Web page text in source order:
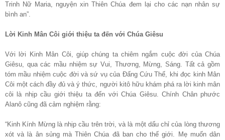
Trinh Nữ Maria, nguyện xin Thiên Chúa đem lại cho các nạn nhân sự
bình an”.
Lời Kinh Mân Côi giới thiệu ta đến với Chúa Giêsu
Với lời Kinh Mân Côi, giúp chúng ta chiêm ngắm cuộc đời của Chúa
Giêsu, qua các mầu nhiệm sự Vui, Thương, Mừng, Sáng. Tất cả gồm
tóm mầu nhiệm cuộc đời và sứ vụ của Đấng Cứu Thế, khi đọc kinh Mân
Côi một cách đầy đủ và ý thức, người kitô hữu khám phá ra lời kinh mân
côi là nhịp cầu giới thiệu ta đến với Chúa Giêsu. Chính Chân phước
Alanô cũng đã cảm nghiệm rằng:
“Kinh Kính Mừng là nhịp cầu trên trời, và là một dấu chỉ của lòng thương
xót và là ân sủng mà Thiên Chúa đã ban cho thế giới. Mẹ muốn dân